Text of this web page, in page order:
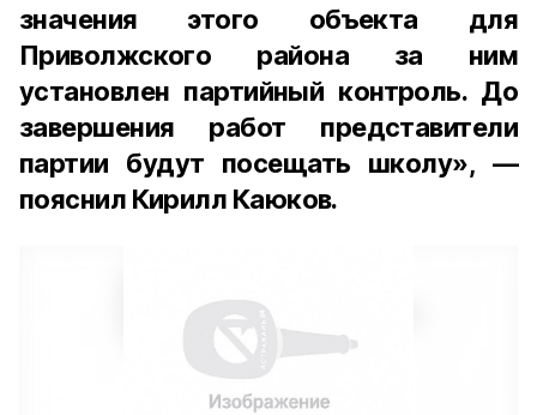
значения этого объекта для
Приволжского района за ним
установлен партийный контроль. До
завершения работ представители
партии будут посещать школу», —
пояснил Кирилл Каюков.